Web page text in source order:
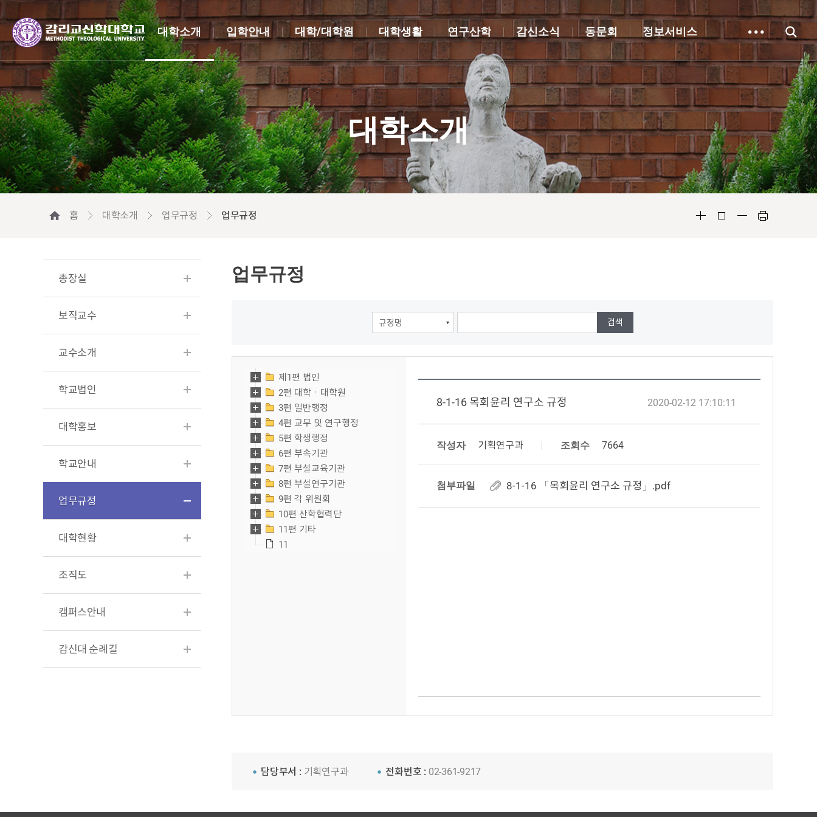
대학소개 입학안내 대학/대학원 대학생활 연구산학 감신소식 동문회 정보서비스
대학소개
홈 대학소개 업무규정 업무규정
총장실
보직교수
교수소개
학교법인
대학홍보
학교안내
업무규정
대학현황
조직도
캠퍼스안내
감신대 순례길
업무규정
제1편 법인
2편 대학ㆍ대학원
3편 일반행정
4편 교무 및 연구행정
5편 학생행정
6편 부속기관
7편 부설교육기관
8편 부설연구기관
9편 각 위원회
10편 산학협력단
11편 기타
11
8-1-16 목회윤리 연구소 규정
작성자 기획연구과
2020-02-12 17:10:11
조회수 7664
첨부파일 8-1-16 「목회윤리 연구소 규정」.pdf
담당부서 : 기획연구과 전화번호 : 02-361-9217